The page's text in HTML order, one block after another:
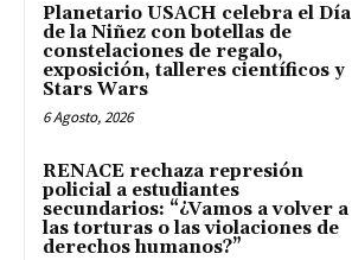
Planetario USACH celebra el Día
de la Niñez con botellas de
constelaciones de regalo,
exposición, talleres científicos y
Stars Wars
6 Agosto, 2026
RENACE rechaza represión
policial a estudiantes
secundarios: “¿Vamos a volver a
las torturas o las violaciones de
derechos humanos?”